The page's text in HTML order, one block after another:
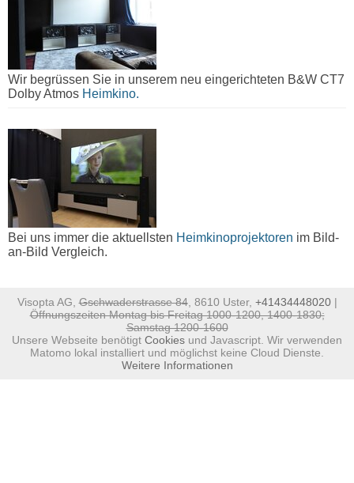
Wir begrüssen Sie in unserem neu eingerichteten B&W CT7
Dolby Atmos Heimkino.
Bei uns immer die aktuellsten Heimkinoprojektoren im Bild-
an-Bild Vergleich.
Visopta AG,Gschwaderstrasse 84, 8610 Uster, +41434448020|
Öffnungszeiten Montag bis Freitag 1000-1200, 1400-1830;
Samstag 1200-1600
Unsere Webseite benötigt Cookies und Javascript. Wir verwenden
Matomo lokal installiert und möglichst keine Cloud Dienste.
Weitere Informationen